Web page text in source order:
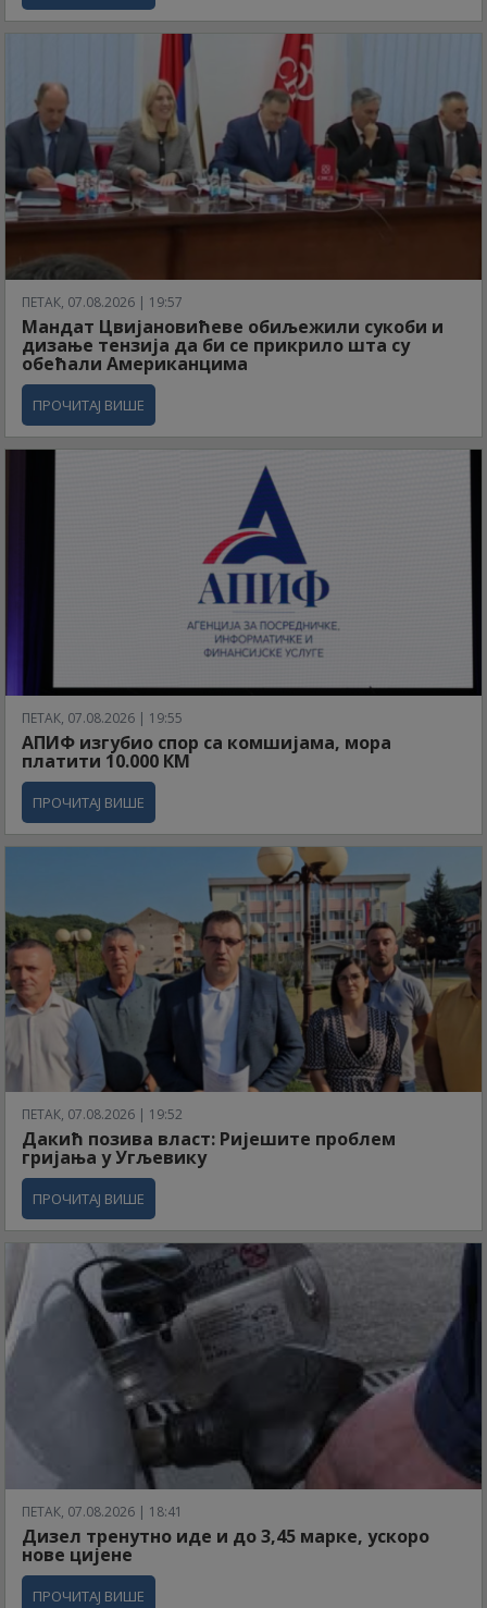
ПЕТАК, 07.08.2026 | 19:57
Мандат Цвијановићеве обиљежили сукоби и
дизање тензија да би се прикрило шта су
обећали Американцима
ПРОЧИТАЈ ВИШЕ
ПЕТАК, 07.08.2026 | 19:55
АПИФ изгубио спор са комшијама, мора
платити 10.000 КМ
ПРОЧИТАЈ ВИШЕ
ПЕТАК, 07.08.2026 | 19:52
Дакић позива власт: Ријешите проблем
гријања у Угљевику
ПРОЧИТАЈ ВИШЕ
ПЕТАК, 07.08.2026 | 18:41
Дизел тренутно иде и до 3,45 марке, ускоро
нове цијене
ПРОЧИТАЈ ВИШЕ